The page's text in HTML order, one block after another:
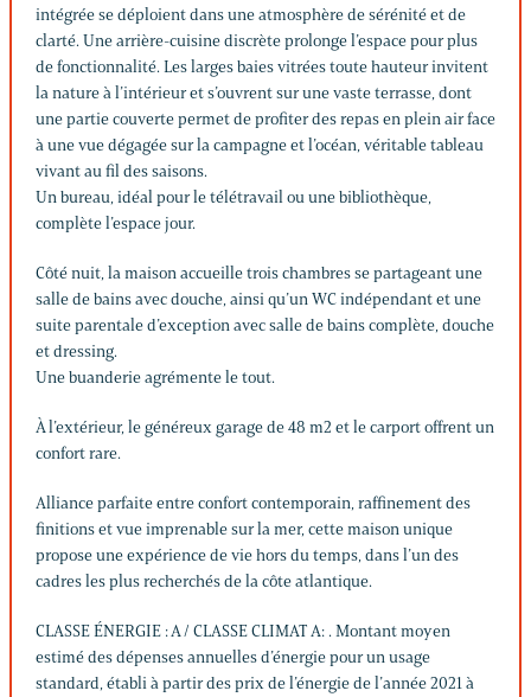
intégrée se déploient dans une atmosphère de sérénité et de
clarté. Une arrière-cuisine discrète prolonge l’espace pour plus
de fonctionnalité. Les larges baies vitrées toute hauteur invitent
la nature à l’intérieur et s’ouvrent sur une vaste terrasse, dont
une partie couverte permet de profiter des repas en plein air face
à une vue dégagée sur la campagne et l’océan, véritable tableau
vivant au fil des saisons.
Un bureau, idéal pour le télétravail ou une bibliothèque,
complète l’espace jour.
Côté nuit, la maison accueille trois chambres se partageant une
salle de bains avec douche, ainsi qu’un WC indépendant et une
suite parentale d’exception avec salle de bains complète, douche
et dressing.
Une buanderie agrémente le tout.
À l’extérieur, le généreux garage de 48 m2 et le carport offrent un
confort rare.
Alliance parfaite entre confort contemporain, raffinement des
finitions et vue imprenable sur la mer, cette maison unique
propose une expérience de vie hors du temps, dans l’un des
cadres les plus recherchés de la côte atlantique.
CLASSE ÉNERGIE : A / CLASSE CLIMAT A: . Montant moyen
estimé des dépenses annuelles d’énergie pour un usage
standard, établi à partir des prix de l’énergie de l’année 2021 à